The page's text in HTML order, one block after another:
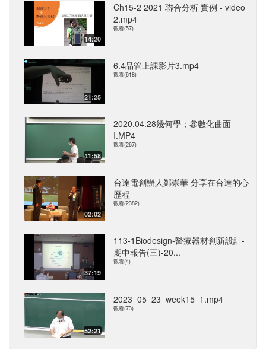
14:20
Ch15-2 2021 聯合分析 實例 - video
2.mp4
觀看(57)
21:25
6.4品管上課影片3.mp4
觀看(618)
41:58
2020.04.28幾何學；參數化曲面
I.MP4
觀看(267)
02:02
台達電創辦人鄭崇華 分享在台達的心
歷程
觀看(2382)
37:19
113-1Biodesign-醫療器材創新設計-
期中報告(三)-20...
觀看(4)
52:21
2023_05_23_week15_1.mp4
觀看(73)